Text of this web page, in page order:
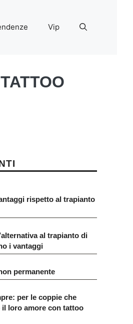
Vip
rispetto al trapianto
al trapianto di
i vantaggi
permanente
per le coppie che
loro amore con tattoo